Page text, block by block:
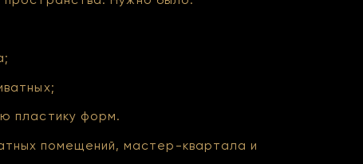
пластику форм.
помещений, мастер-квартала и